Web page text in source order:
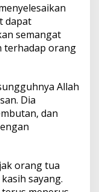
dapat
semangat
terhadap orang
Allah
Dia
dan
orang tua
sayang.